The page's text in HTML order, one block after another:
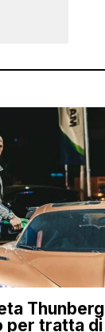
Thunberg
per tratta di